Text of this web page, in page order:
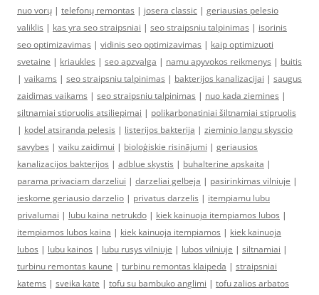
nuo vorų | telefonų remontas | josera classic | geriausias pelesio
valiklis | kas yra seo straipsniai | seo straipsniu talpinimas | isorinis
seo optimizavimas | vidinis seo optimizavimas | kaip optimizuoti
svetaine | kriaukles | seo apzvalga | namu apyvokos reikmenys | buitis
| vaikams | seo straipsniu talpinimas | bakterijos kanalizacijai | saugus
zaidimas vaikams | seo straipsniu talpinimas | nuo kada ziemines |
siltnamiai stipruolis atsiliepimai | polikarbonatiniai šiltnamiai stipruolis
| kodel atsiranda pelesis | listerijos bakterija | zieminio langu skyscio
savybes | vaiku zaidimui | bioloģiskie risinājumi | geriausios
kanalizacijos bakterijos | adblue skystis | buhalterine apskaita |
parama privaciam darzeliui | darzeliai gelbeja | pasirinkimas vilniuje |
ieskome geriausio darzelio | privatus darzelis | itempiamu lubu
privalumai | lubu kaina netrukdo | kiek kainuoja itempiamos lubos |
itempiamos lubos kaina | kiek kainuoja itempiamos | kiek kainuoja
lubos | lubu kainos | lubu rusys vilniuje | lubos vilniuje | siltnamiai |
turbinu remontas kaune | turbinu remontas klaipeda | straipsniai
katems | sveika kate | tofu su bambuko anglimi | tofu zalios arbatos